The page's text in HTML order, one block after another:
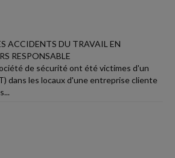
ACCIDENTS DU TRAVAIL EN
RESPONSABLE
de sécurité ont été victimes d'un
dans les locaux d'une entreprise cliente